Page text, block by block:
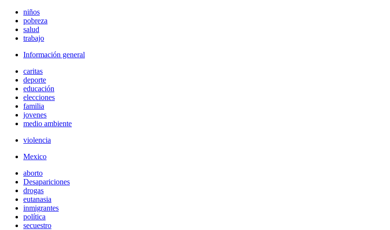
niños
pobreza
salud
trabajo
Información general
caritas
deporte
educación
elecciones
familia
jovenes
medio ambiente
violencia
Mexico
aborto
Desapariciones
drogas
eutanasia
inmigrantes
política
secuestro